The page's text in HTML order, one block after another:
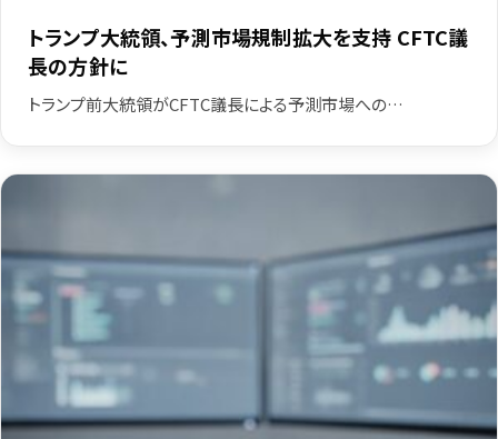
トランプ大統領、予測市場規制拡大を支持 CFTC議
長の方針に
トランプ前大統領がCFTC議長による予測市場への…